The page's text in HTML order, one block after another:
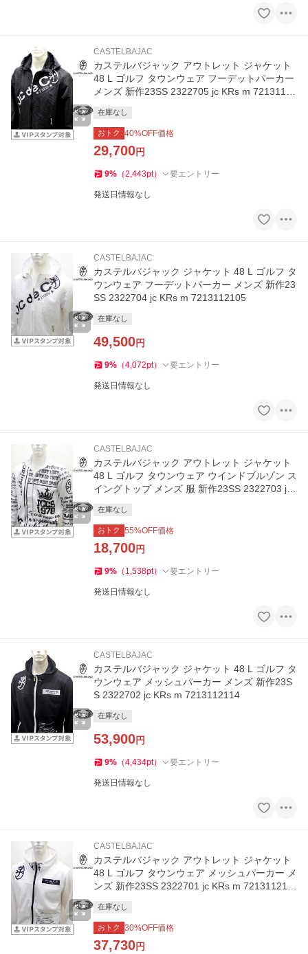
CASTELBAJAC
カステルバジャック アウトレット ジャケット
48 L ゴルフ タウンウェア フーデットパーカー
メンズ 新作23SS 2322705 jc KRs m 72131121
在庫なし
おトク 40%OFF価格
29,700円
9% （2,443pt） 要エントリー
発送日情報なし
CASTELBAJAC
カステルバジャック ジャケット 48 L ゴルフ タ
ウンウェア フーデットパーカー メンズ 新作23
SS 2322704 jc KRs m 7213112105
在庫なし
49,500円
9% （4,072pt） 要エントリー
発送日情報なし
CASTELBAJAC
カステルバジャック アウトレット ジャケット
48 L ゴルフ タウンウェア ウインドブルゾン ス
イングトップ メンズ 服 新作23SS 2322703 jc
在庫なし
おトク 55%OFF価格
18,700円
9% （ 1,538pt） 要エントリー
発送日情報なし
CASTELBAJAC
カステルバジャック ジャケット 48 L ゴルフ タ
ウンウェア メッシュパーカー メンズ 新作23S
S 2322702 jc KRs m 7213112114
在庫なし
53,900円
9% （4,434pt） 要エントリー
発送日情報なし
CASTELBAJAC
カステルバジャック アウトレット ジャケット
48 L ゴルフ タウンウェア メッシュパーカー メ
ンズ 新作23SS 2322701 jc KRs m 721311211
在庫なし
おトク 30%OFF価格
37,730円